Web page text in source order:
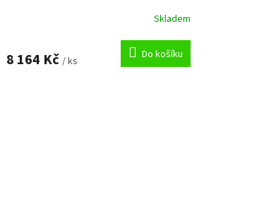
Skladem
8 164 Kč / ks Do košíku